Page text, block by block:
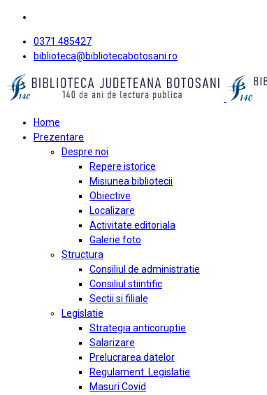
0371 485427
biblioteca@bibliotecabotosani.ro
Home
Prezentare
Despre noi
Repere istorice
Misiunea bibliotecii
Obiective
Localizare
Activitate editoriala
Galerie foto
Structura
Consiliul de administratie
Consiliul stiintific
Sectii si filiale
Legislatie
Strategia anticoruptie
Salarizare
Prelucrarea datelor
Regulament. Legislatie
Masuri Covid